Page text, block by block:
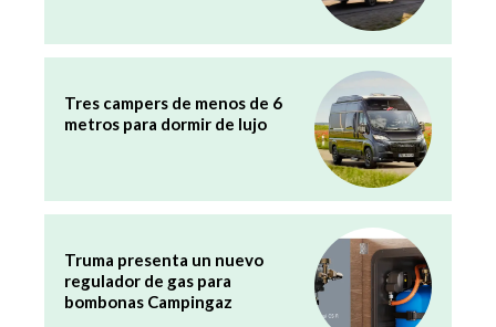
Tres campers de menos de 6
metros para dormir de lujo
Truma presenta un nuevo
regulador de gas para
bombonas Campingaz